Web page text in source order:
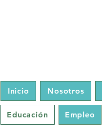
Inicio Nosotros
Educación Empleo